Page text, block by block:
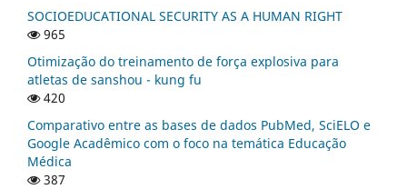
SOCIOEDUCATIONAL SECURITY AS A HUMAN RIGHT
965
Otimização do treinamento de força explosiva para
atletas de sanshou - kung fu
420
Comparativo entre as bases de dados PubMed, SciELO e
Google Acadêmico com o foco na temática Educação
Médica
387